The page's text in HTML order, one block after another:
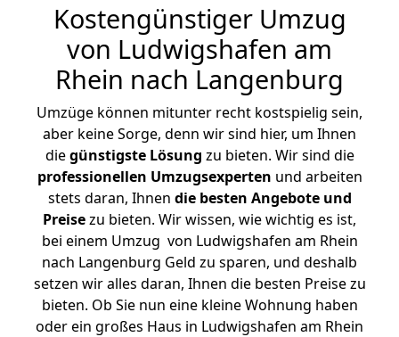
Kostengünstiger Umzug
von Ludwigshafen am
Rhein nach Langenburg
Umzüge können mitunter recht kostspielig sein,
aber keine Sorge, denn wir sind hier, um Ihnen
diegünstigste Lösung zu bieten. Wir sind die
professionellen Umzugsexperten und arbeiten
stets daran, Ihnen die besten Angebote und
Preisezu bieten. Wir wissen, wie wichtig es ist,
bei einem Umzug von Ludwigshafen am Rhein
nach Langenburg Geld zu sparen, und deshalb
setzen wir alles daran, Ihnen die besten Preise zu
bieten. Ob Sie nun eine kleine Wohnung haben
oder ein großes Haus in Ludwigshafen am Rhein